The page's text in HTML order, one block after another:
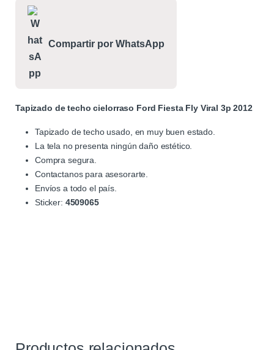
Compartir por WhatsApp
Tapizado de techo cielorraso Ford Fiesta Fly Viral 3p 2012
Tapizado de techo usado, en muy buen estado.
La tela no presenta ningún daño estético.
Compra segura.
Contactanos para asesorarte.
Envíos a todo el país.
Sticker: 4509065